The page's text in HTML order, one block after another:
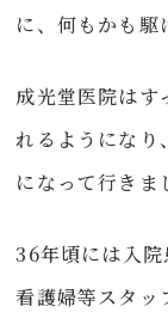
に、何もかも駆
成光堂医院はす
れるようになり
になって行きま
36年頃には入
看護婦等スタッ